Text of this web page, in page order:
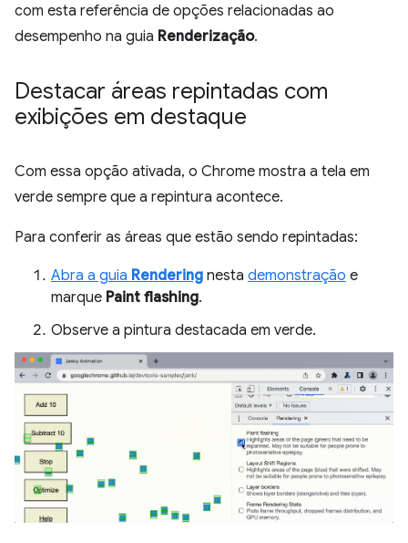
com esta referência de opções relacionadas ao
desempenho na guia Renderização.
Destacar áreas repintadas com
exibições em destaque
Com essa opção ativada, o Chrome mostra a tela em
verde sempre que a repintura acontece.
Para conferir as áreas que estão sendo repintadas:
Abra a guia Rendering nesta demonstração e
marque Paint flashing.
Observe a pintura destacada em verde.